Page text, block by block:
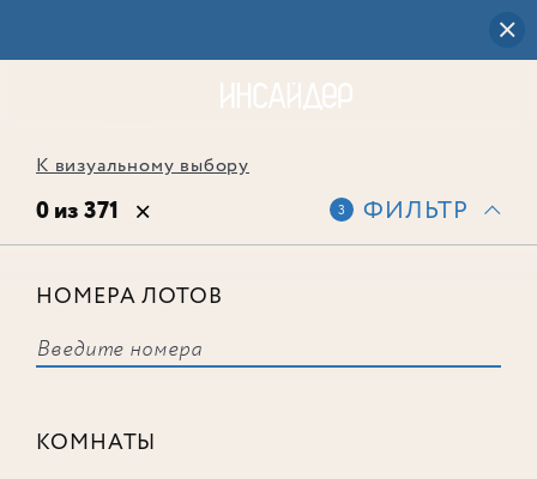
К визуальному выбору
0 из 371 3 ФИЛЬТР
НОМЕРА ЛОТОВ
КОМНАТЫ
соответствует ни одного лота